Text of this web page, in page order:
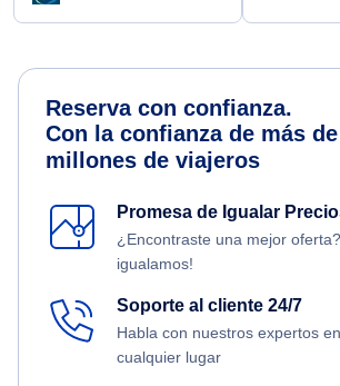
Reserva con confianza.
Con la confianza de más
millones de viajeros
Promesa de Igualar
¿Encontraste una mejor
igualamos!
Soporte al cliente 24/7
Habla con nuestros expertos
cualquier lugar